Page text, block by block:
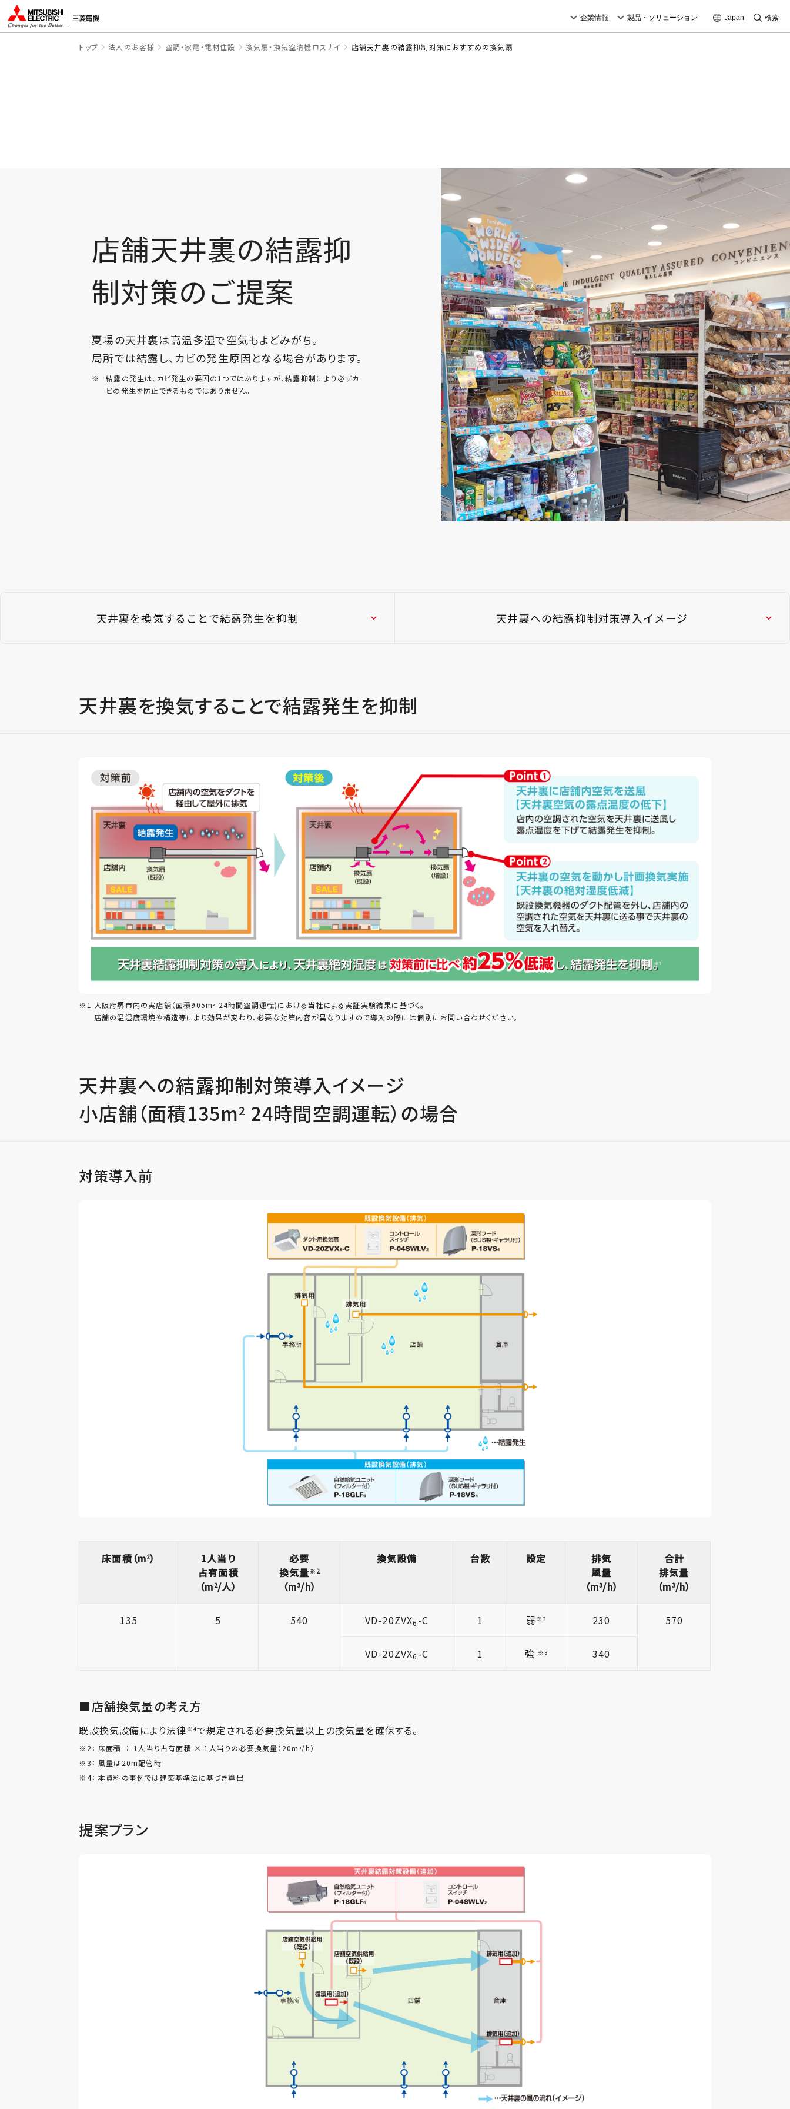
企業情報 製品・ソリューション Japan 検索
トップ 法人のお客様 空調・家電・電材住設 換気扇・換気空清機ロスナイ 店舗天井裏の結露抑制対策におすすめの換気扇
店舗天井裏の結露抑
制対策のご提案
夏場の天井裏は高温多湿で空気もよどみがち。
局所では結露し、カビの発生原因となる場合があります。
※
結露の発生は、カビ発生の要因の1つではありますが、結露抑制により必ずカ
ビの発生を防止できるものではありません。
天井裏を換気することで結露発生を抑制 天井裏への結露抑制対策導入イメージ
天井裏を換気することで結露発生を抑制
※1 大阪府堺市内の実店舗（面積905m2
24時間空調運転)における当社による実証実験結果に基づく。
店舗の温湿度環境や構造等により効果が変わり、必要な対策内容が異なりますので導入の際には個別にお問い合わせください。
天井裏への結露抑制対策導入イメージ
小店舗（面積135m2 24時間空調運転）の場合
対策導入前
床面積（m2）
1人当り
占有面積
（m 2/人）
必要
換気量 ※2
（m3/h）
換気設備 台数 設定
排気
風量
（m3/h）
合計
排気量
（m3/h）
135 5 540 VD-20ZVX6 -C 1 弱 ※3 230 570
VD-20ZVX6 -C 1 強 ※3 340
■店舗換気量の考え方
既設換気設備により法律 ※4で規定される必要換気量以上の換気量を確保する。
※2： 床面積 ÷ 1人当り占有面積 × 1人当りの必要換気量（20m3 /h）
※3： 風量は20m配管時
※4： 本資料の事例では建築基準法に基づき算出
提案プラン